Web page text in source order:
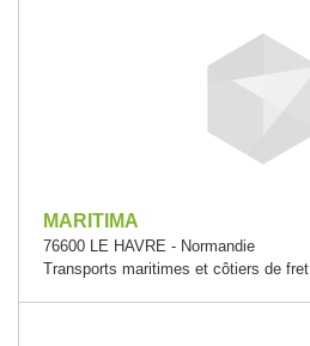
MARITIMA
76600 LE HAVRE - Normandie
Transports maritimes et côtiers de fret